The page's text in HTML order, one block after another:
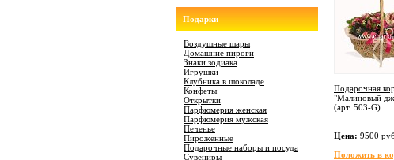
Подарки
Воздушные шары
Домашние пироги
Знаки зодиака
Игрушки
Клубника в шоколаде
Конфеты
Открытки
Парфюмерия женская
Парфюмерия мужская
Печенье
Пироженные
Подарочные наборы и посуда
Сувениры
Подарочная
"Малиновый
(арт. 503-G)
Цена: 9500
Положить в